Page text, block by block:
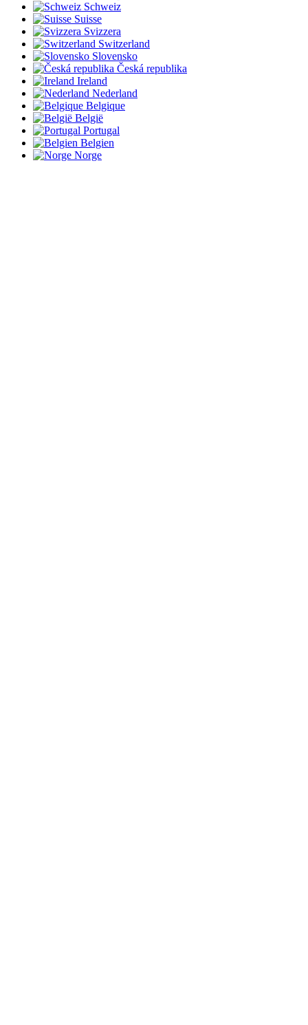
Schweiz
Suisse
Svizzera
Switzerland
Slovensko
Česká republika
Ireland
Nederland
Belgique
België
Portugal
Belgien
Norge